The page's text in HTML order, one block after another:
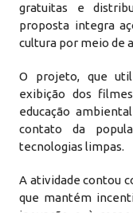
gratuitas e
proposta integra
cultura por meio de
O projeto, que
exibição dos
educação
contato da
tecnologias limpas.
A atividade contou
que mantém